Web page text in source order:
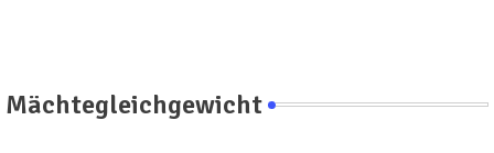
Mächtegleichgewicht